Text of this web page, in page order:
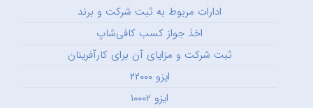
ادارات مربوط به ثبت شرکت و برند
اخذ جواز کسب کافی‌شاپ
ثبت شرکت و مزایای آن برای کارآفرینان
ایزو ۲۲۰۰۰
ایزو ۱۰۰۰۲